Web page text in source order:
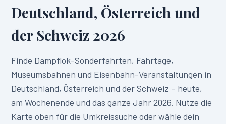
Deutschland, Österreich und
der Schweiz 2026
Finde Dampflok-Sonderfahrten, Fahrtage,
Museumsbahnen und Eisenbahn-Veranstaltungen in
Deutschland, Österreich und der Schweiz – heute,
am Wochenende und das ganze Jahr2026. Nutze die
Karte oben für die Umkreissuche oder wähle dein